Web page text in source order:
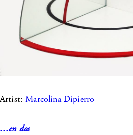
Artist:Marcolina Dipierro
…en dos